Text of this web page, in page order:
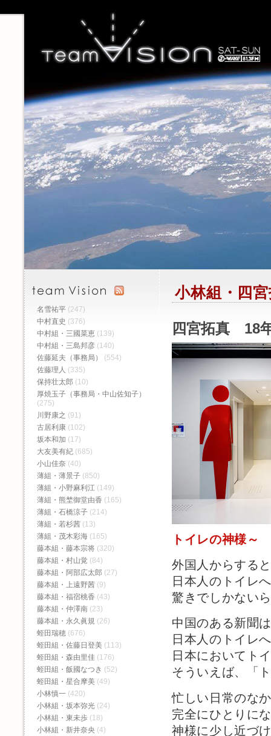
小林組・四
四宮拓真 18
トイレの神様～
外国人からする
日本人のトイレ
驚きでしかない
中国のある新聞
日本人のトイレ
日本においてト
そういえば、「
忙しい日常のな
完全にひとりに
神様に少し近づ
名雪祐平 (247)
中村直史 (376)
中村組・三國菜恵 (139)
中村組・三島邦彦 (140)
佐藤延夫（事務局）
(554)
佐藤理人 (335)
保持壮太郎 (10)
厚焼玉子（事務局・中山佐知子）
(275)
川野康之 (91)
古居利康 (102)
坂本和加 (17)
大友美有紀 (685)
小山佳奈 (40)
薄組・薄景子 (850)
薄組・小野麻利江 (149)
薄組・熊埜御堂由香 (165)
薄組・石橋涼子 (214)
薄組・若杉茜 (13)
薄組・茂木彩海 (165)
藤本組・藤本宗将 (320)
藤本組・村山覚 (84)
藤本組・阿部広太郎 (27)
藤本組・上遠野茜 (9)
藤本組・福宿桃香‬ (43)
藤本組・仲澤南 (23)
藤本組・永久眞規 (26)
蛭田瑞穂 (676)
蛭田組・佐藤日登美 (113)
蛭田組・森由里佳 (176)
蛭田組・飯國なつき (52)
蛭田組・星合摩美 (49)
小林慎一 (420)
小林組・坂本弥光 (24)
小林組・東未歩 (18)
小林組・新井奈央 (4)